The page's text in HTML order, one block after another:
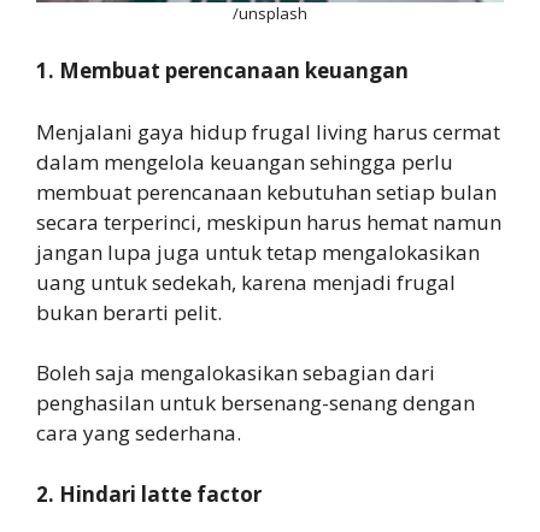
/unsplash
1. Membuat perencanaan keuangan
Menjalani gaya hidup frugal living harus cermat
dalam mengelola keuangan sehingga perlu
membuat perencanaan kebutuhan setiap bulan
secara terperinci, meskipun harus hemat namun
jangan lupa juga untuk tetap mengalokasikan
uang untuk sedekah, karena menjadi frugal
bukan berarti pelit.
Boleh saja mengalokasikan sebagian dari
penghasilan untuk bersenang-senang dengan
cara yang sederhana.
2. Hindari latte factor